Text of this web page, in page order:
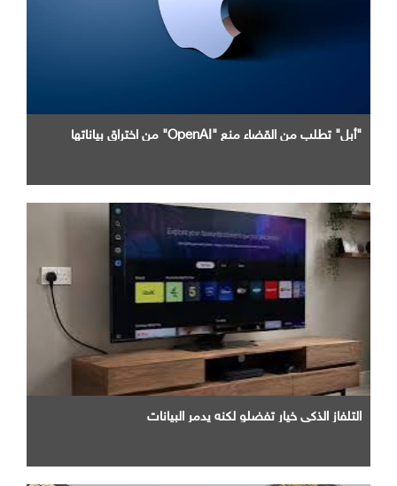
"أبل" تطلب من القضاء منع "OpenAI" من اختراق بياناتها
التلفاز الذكي خيار تفضلو لكنه يدمر البيانات